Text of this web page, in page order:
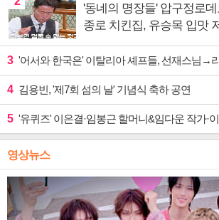
'동네의 명장들' 압구정로
종로 치킨집, 유승목 입맛
3 '어서와 한국은' 이탈리아 셰프들, 선재스님→라
4 김용빈, '제7회 섬의 날' 기념식 축하 공연
5 '유퀴즈' 이은결·임봉근 할머니&임다운 작가·이승철, '오
영상뉴스